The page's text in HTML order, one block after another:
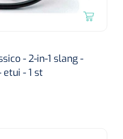
- 2-in-1 slang -
- 1 st